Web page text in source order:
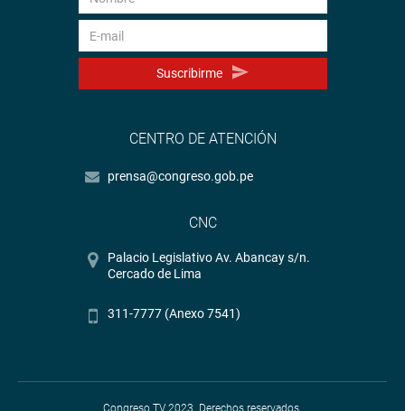
Suscribirme
CENTRO DE ATENCIÓN
prensa@congreso.gob.pe
CNC
Palacio Legislativo Av. Abancay s/n.
Cercado de Lima
311-7777 (Anexo 7541)
Congreso TV 2023. Derechos reservados.